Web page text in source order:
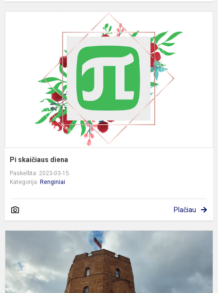
Pi skaičiaus diena
Paskelbta: 2023-03-15
Kategorija: Renginiai
Plačiau